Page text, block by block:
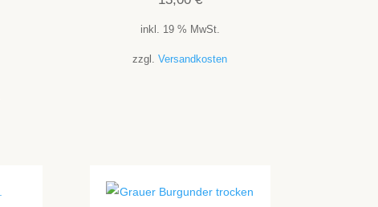
inkl. 19 % MwSt.
zzgl.Versandkosten